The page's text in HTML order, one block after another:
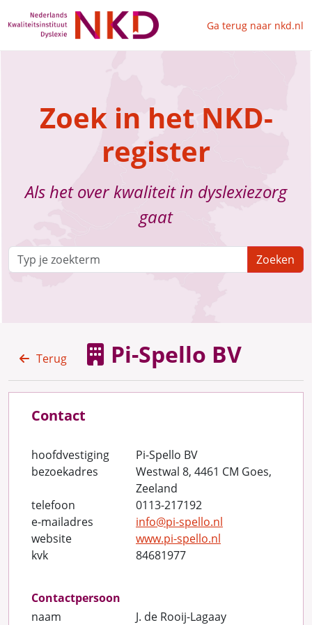
Ga terug naar nkd.nl
Zoek in het NKD-
register
Als het over kwaliteit in dyslexiezorg
gaat
Zoeken
Terug Pi-Spello BV
Contact
hoofdvestiging
Pi-Spello BV
bezoekadres
Westwal 8, 4461 CM Goes,
Zeeland
telefoon
0113-217192
e-mailadres
info@pi-spello.nl
website
www.pi-spello.nl
kvk
84681977
Contactpersoon
naam
J. de Rooij-Lagaay